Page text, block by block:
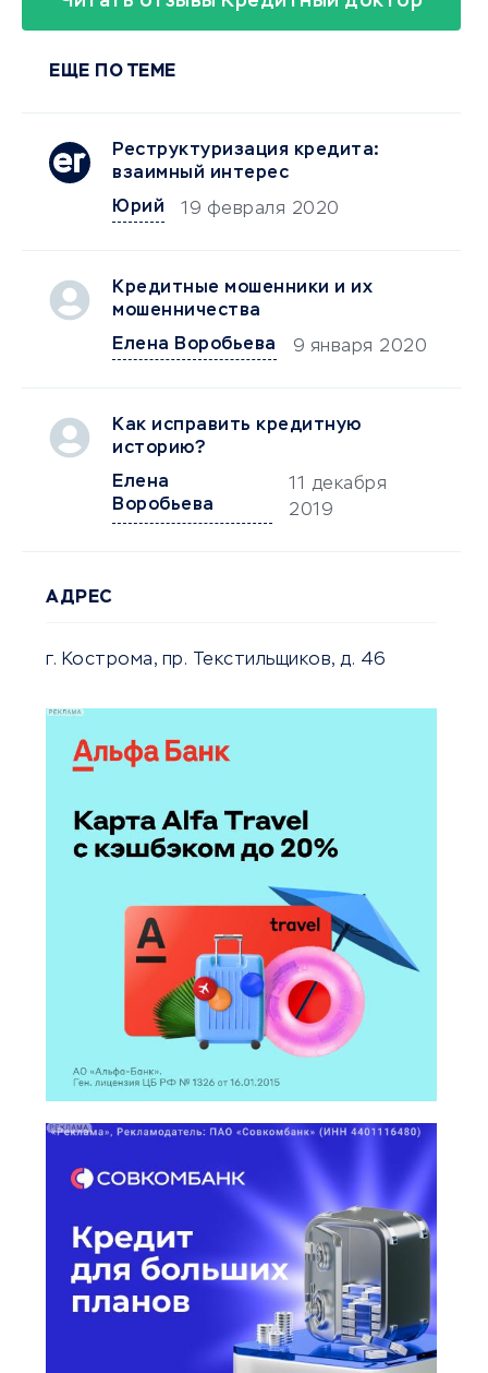
ЕЩЕ ПО ТЕМЕ
Реструктуризация кредита:
взаимный интерес
Юрий
19 февраля 2020
Кредитные мошенники и их
мошенничества
Елена Воробьева
9 января 2020
Как исправить кредитную
историю?
Елена
Воробьева
11 декабря
2019
АДРЕС
г. Кострома, пр. Текстильщиков, д. 46